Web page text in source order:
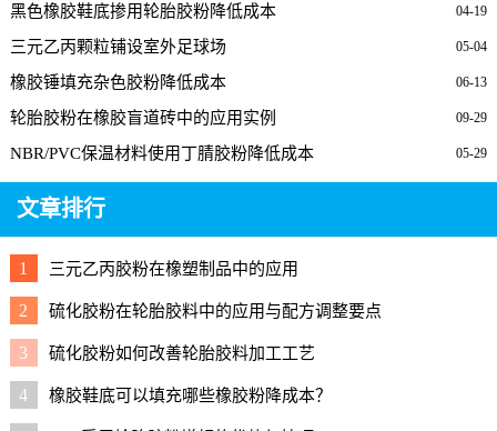
04-19
黑色橡胶鞋底掺用轮胎胶粉降低成本
05-04
三元乙丙颗粒铺设室外足球场
06-13
橡胶锤填充杂色胶粉降低成本
09-29
轮胎胶粉在橡胶盲道砖中的应用实例
05-29
NBR/PVC保温材料使用丁腈胶粉降低成本
文章排行
1 三元乙丙胶粉在橡塑制品中的应用
2 硫化胶粉在轮胎胶料中的应用与配方调整要点
3 硫化胶粉如何改善轮胎胶料加工工艺
4 橡胶鞋底可以填充哪些橡胶粉降成本？